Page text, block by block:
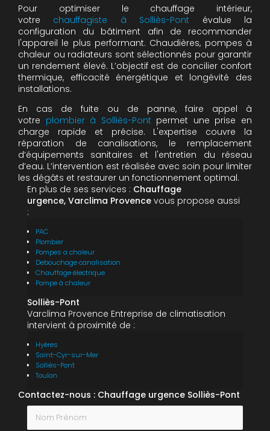
Pour optimiser le chauffage intérieur,
votre chauffagiste à Solliès-Pont évalue la
configuration du bâtiment afin de recommander
l'appareil le plus performant. Chaudières, pompes à
chaleur ou radiateurs sont sélectionnés pour garantir
un rendement élevé. L’objectif est de concilier confort
thermique, efficacité énergétique et longévité des
installations.
En cas de fuite ou de panne, faire appel à
votre plombier à Solliès-Pont permet une prise en
charge rapide et précise. L'expertise couvre la
réparation de canalisations, le remplacement
d’équipements sanitaires et l'entretien du réseau
d’eau. L’intervention est réalisée avec soin pour limiter
les dégâts et restaurer un fonctionnement optimal.
En plus de ses services : Chauffage
urgence, Varclima Provence vous propose aussi
:
PAC
Plombier
Pompes a chaleur
Debouchage canalisation
Chauffage électrique
Pompe à chaleur
Solliès-Pont
Varclima Provence Entreprise de climatisation
intervient à proximité de :
Hyères
Saint-Cyr-sur-Mer
Solliès-Pont
Toulon
Contactez-nous : Chauffage urgence Solliès-Pont
Nom Prénom